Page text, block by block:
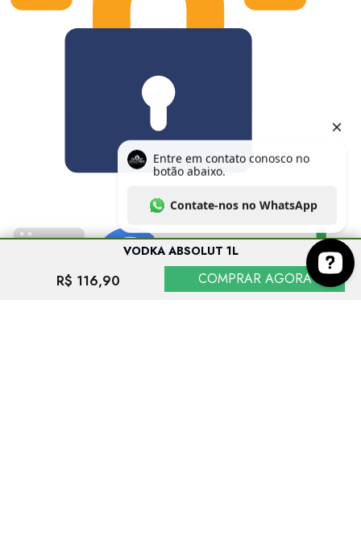
VODKA ABSOLUT 1L
R$ 116,90 COMPRAR AGORA